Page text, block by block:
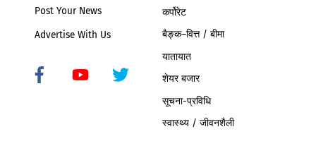
Post Your News
Advertise With Us
Icon
कर्पोरेट
बैङ्क–वित्त / बीमा
यातायात
शेयर बजार
सूचना-प्रविधि
स्वास्थ्य / जीवनशैली